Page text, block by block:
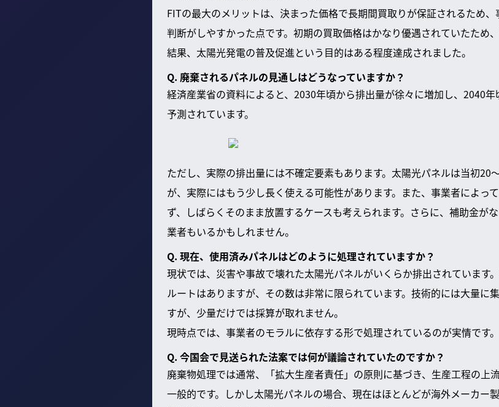
FITの最大のメリットは、決まった価格で長期間買取りが保証されるため
判断がしやすかった点です。初期の買取価格はかなり優遇されていたため
結果、太陽光発電の普及促進という目的はある程度達成されました。
Q. 廃棄されるパネルの見通しはどうなっていますか？
経済産業省の資料によると、2030年頃から排出量が徐々に増加し、2040
予測されています。
ただし、実際の排出量には不確定要素もあります。太陽光パネルは当初20
が、実際にはもう少し長く使える可能性があります。また、事業者によっ
ず、しばらくそのまま放置するケースも考えられます。さらに、補助金が
業者もいるかもしれません。
Q. 現在、使用済みパネルはどのように処理されていますか？
現状では、災害や事故で壊れた太陽光パネルがいくらか排出されています
ルートはありますが、その数は非常に限られています。技術的には大量に
すが、少量だけでは採算が取れません。
現時点では、事業者のモラルに依存する形で処理されているのが実情です。
Q. 今国会で見送られた法案では何が議論されていたのですか？
廃棄物処理では通常、「拡大生産者責任」の原則に基づき、生産工程の上
一般的です。しかし太陽光パネルの場合、現在はほとんどが海外メーカー